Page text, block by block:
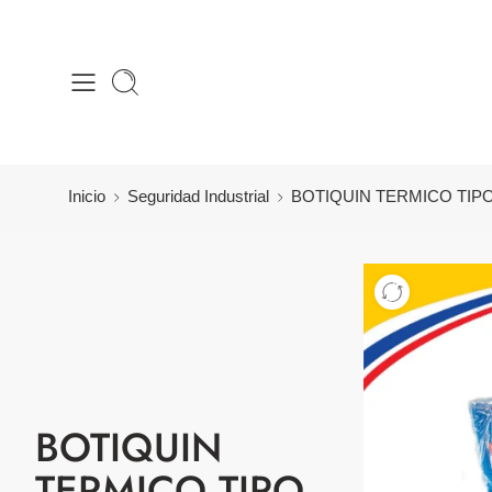
Inicio Seguridad Industrial BOTIQUIN TERMICO
BOTIQUIN